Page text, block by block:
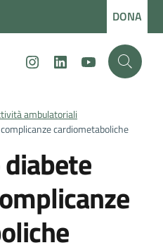
DONA
InstagramLinkedInYoutube
ambulatoriali
cardiometaboliche